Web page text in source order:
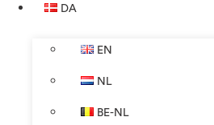
DA
EN
NL
BE-NL